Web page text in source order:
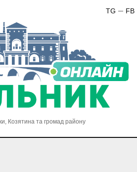
FB
TG
Козятина та громад району